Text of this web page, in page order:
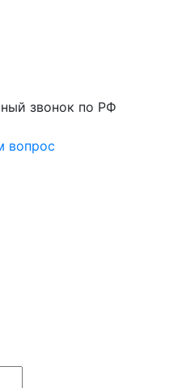
звонок по РФ
вопрос